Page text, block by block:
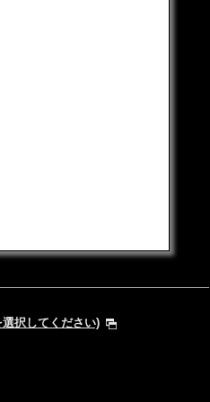
択してください)